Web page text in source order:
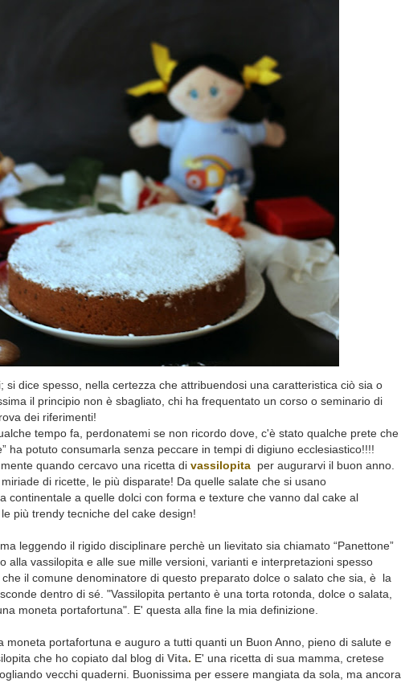
si dice spesso, nella certezza che attribuendosi una caratteristica ciò sia o
il principio non è sbagliato, chi ha frequentato un corso o seminario di
dei riferimenti!
tempo fa, perdonatemi se non ricordo dove, c'è stato qualche prete che
ha potuto consumarla senza peccare in tempi di digiuno ecclesiastico!!!!
quando cercavo una ricetta di vassilopita per augurarvi il buon anno.
di ricette, le più disparate! Da quelle salate che si usano
continentale a quelle dolci con forma e texture che vanno dal cake al
più trendy tecniche del cake design!
leggendo il rigido disciplinare perchè un lievitato sia chiamato “Panettone”
alla vassilopita e alle sue mille versioni, varianti e interpretazioni spesso
il comune denominatore di questo preparato dolce o salato che sia, è
la
dentro di sé. "Vassilopita pertanto è una torta rotonda, dolce o salata,
moneta portafortuna". E' questa alla fine la mia definizione.
moneta portafortuna e auguro a tutti quanti un Buon Anno, pieno di salute e
che ho copiato dal blog di Vita. E' una ricetta di sua mamma, cretese
vecchi quaderni. Buonissima per essere mangiata da sola, ma ancora